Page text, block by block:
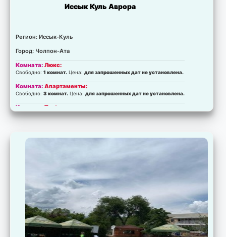
Иссык Куль Аврора
Регион: Иссык-Куль
Город: Чолпон-Ата
Комната:Люкс:
Свободно:1 комнат. Цена:для запрошенных дат не установлена.
Комната:Апартаменты:
Свободно:3 комнат. Цена:для запрошенных дат не установлена.
Комната:Test